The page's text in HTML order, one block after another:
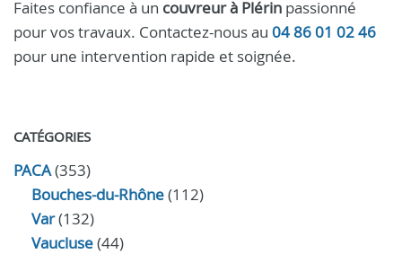
Faites confiance à un couvreur à Plérin passionné
pour vos travaux. Contactez-nous au 04 86 01 02 46
pour une intervention rapide et soignée.
CATÉGORIES
PACA(353)
Bouches-du-Rhône(112)
Var(132)
Vaucluse(44)